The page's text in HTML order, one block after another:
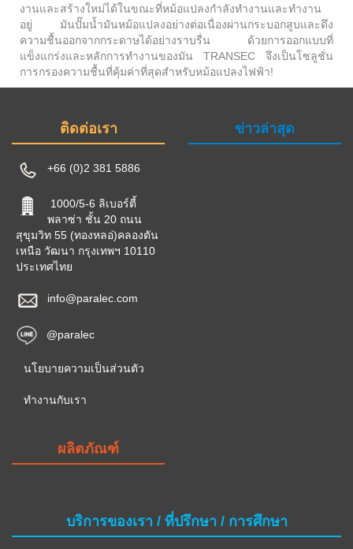
งานและสร้างใหม่ได้ในขณะที่หม้อแปลงกำลังทำงานและทำงาน
อยู่ มันปั๊มน้ำมันหม้อแปลงอย่างต่อเนื่องผ่านกระบอกสูบและดึง
ความชื้นออกจากกระดาษได้อย่างราบรื่น ด้วยการออกแบบที่
แข็งแกร่งและหลักการทำงานของมัน TRANSEC จึงเป็นโซลูชั่น
การกรองความชื้นที่คุ้มค่าที่สุดสำหรับหม้อแปลงไฟฟ้า!
ติดต่อเรา
+66 (0)2 381 5886
1000/5-6 ลิเบอร์ตี้
พลาซ่า ชั้น 20 ถนน
สุขุมวิท 55 (ทองหลอ่)คลองตัน
เหนือ วัฒนา กรุงเทพฯ 10110
ประเทศไทย
info@paralec.com
@paralec
นโยบายความเป็นส่วนตัว
ทำงานกับเรา
ข่าวล่าสุด
ผลิตภัณฑ์
บริการของเรา / ที่ปรึกษา / การศึกษา